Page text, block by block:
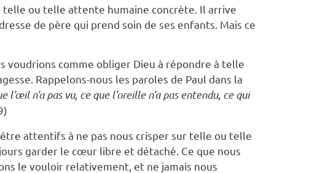
ou telle attente humaine concrète. Il arrive
de père qui prend soin de ses enfants. Mais ce
voudrions comme obliger Dieu à répondre à telle
Rappelons-nous les paroles de Paul dans la
n’a pas vu, ce que l’oreille n’a pas entendu, ce qui
attentifs à ne pas nous crisper sur telle ou telle
garder le cœur libre et détaché. Ce que nous
le vouloir relativement, et ne jamais nous